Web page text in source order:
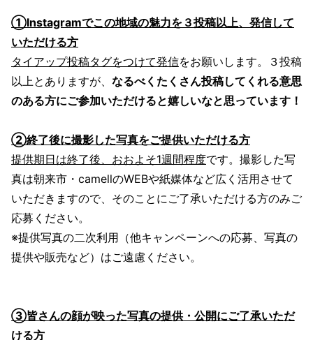
①Instagramでこの地域の魅力を３投稿以上、発信して
いただける方
タイアップ投稿タグをつけて発信をお願いします。３投稿
以上とありますが、 なるべくたくさん投稿してくれる意思
のある方にご参加いただけると嬉しいなと思っています！
②終了後に撮影した写真をご提供いただける方
提供期日は終了後、おおよそ1週間程度です。撮影した写
真は朝来市・camellのWEBや紙媒体など広く活用させて
いただきますので、そのことにご了承いただける方のみご
応募ください。
※提供写真の二次利用（他キャンペーンへの応募、写真の
提供や販売など）はご遠慮ください。
③皆さんの顔が映った写真の提供・公開にご了承いただ
ける方